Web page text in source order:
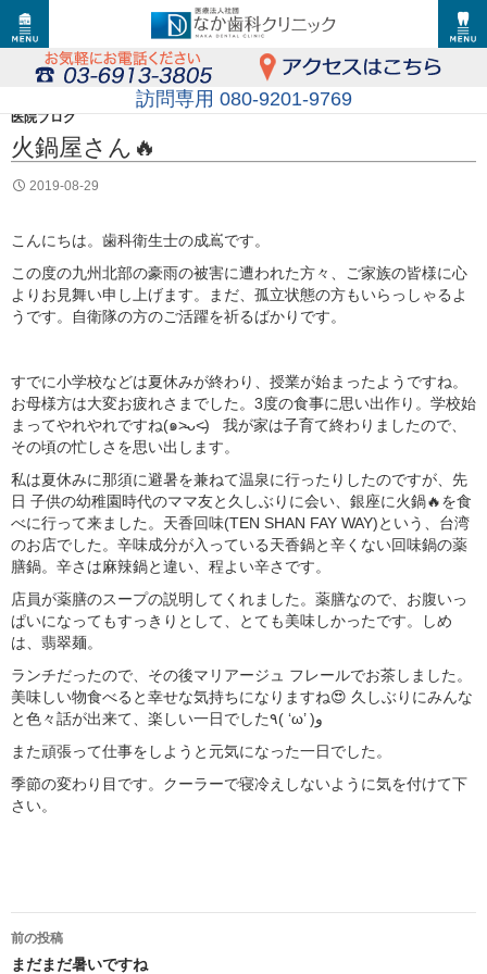
訪問専用 080-9201-9769
医院ブログ
火鍋屋さん🔥
2019-08-29
こんにちは。歯科衛生士の成嶌です。
この度の九州北部の豪雨の被害に遭われた方々、ご家族の皆様に心
よりお見舞い申し上げます。まだ、孤立状態の方もいらっしゃるよ
うです。自衛隊の方のご活躍を祈るばかりです。
すでに小学校などは夏休みが終わり、授業が始まったようですね。
お母様方は大変お疲れさまでした。3度の食事に思い出作り。学校始
まってやれやれですね(๑˃̵ᴗ˂̵) 我が家は子育て終わりましたので、
その頃の忙しさを思い出します。
私は夏休みに那須に避暑を兼ねて温泉に行ったりしたのですが、先
日 子供の幼稚園時代のママ友と久しぶりに会い、銀座に火鍋🔥を食
べに行って来ました。天香回味(TEN SHAN FAY WAY)という、台湾
のお店でした。辛味成分が入っている天香鍋と辛くない回味鍋の薬
膳鍋。辛さは麻辣鍋と違い、程よい辛さです。
店員が薬膳のスープの説明してくれました。薬膳なので、お腹いっ
ぱいになってもすっきりとして、とても美味しかったです。しめ
は、翡翠麺。
ランチだったので、その後マリアージュ フレールでお茶しました。
美味しい物食べると幸せな気持ちになりますね😍 久しぶりにみんな
と色々話が出来て、楽しい一日でした٩( ‘ω’ )و
また頑張って仕事をしようと元気になった一日でした。
季節の変わり目です。クーラーで寝冷えしないように気を付けて下
さい。
投
前の投稿
まだまだ暑いですね